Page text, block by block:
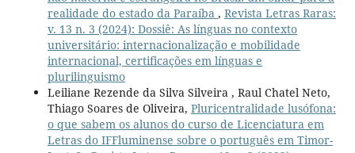
realidade do estado da Paraíba , Revista Letras Raras:
v. 13 n. 3 (2024): Dossiê: As línguas no contexto
universitário: internacionalização e mobilidade
internacional, certificações em línguas e
plurilinguismo
Leiliane Rezende da Silva Silveira , Raul Chatel Neto,
Thiago Soares de Oliveira, Pluricentralidade lusófona:
o que sabem os alunos do curso de Licenciatura em
Letras do IFFluminense sobre o português em Timor-